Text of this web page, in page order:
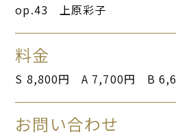
op.43 上原彩子
料金
S 8,800円 A 7,700円 B
お問い合わせ